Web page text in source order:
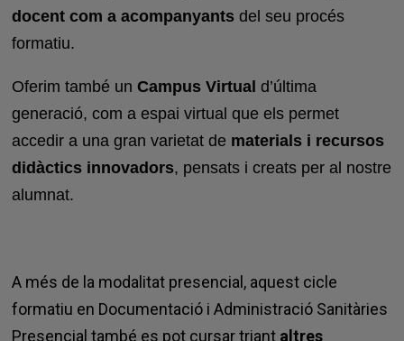
docent com a acompanyants del seu procés
formatiu.
Oferim també unCampus Virtual d’última
generació, com a espai virtual que els permet
accedir a una gran varietat de materials i recursos
didàctics innovadors, pensats i creats per al nostre
alumnat.
A més de la modalitat presencial, aquest cicle
formatiu en Documentació i Administració Sanitàries
Presencial també es pot cursar triant altres